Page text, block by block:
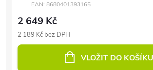
EAN: 8680401393165
2 649 Kč
2 189 Kč bez DPH
VLOŽIT DO KOŠÍKU